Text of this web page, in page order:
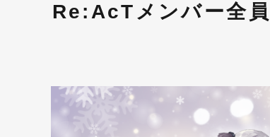
Re:AcTメンバー全